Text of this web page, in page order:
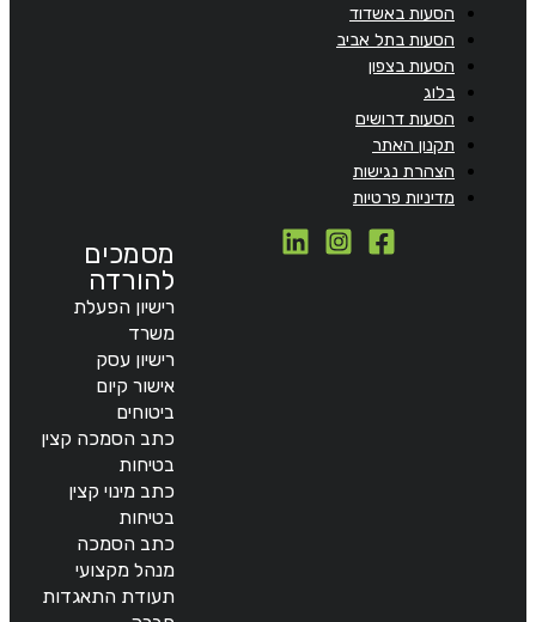
הסעות באשדוד
הסעות בתל אביב
הסעות בצפון
בלוג
הסעות דרושים
תקנון האתר
הצהרת נגישות
מדיניות פרטיות
מסמכים
להורדה
רישיון הפעלת
משרד
רישיון עסק
אישור קיום
ביטוחים
כתב הסמכה קצין
בטיחות
כתב מינוי קצין
בטיחות
כתב הסמכה
מנהל מקצועי
תעודת התאגדות